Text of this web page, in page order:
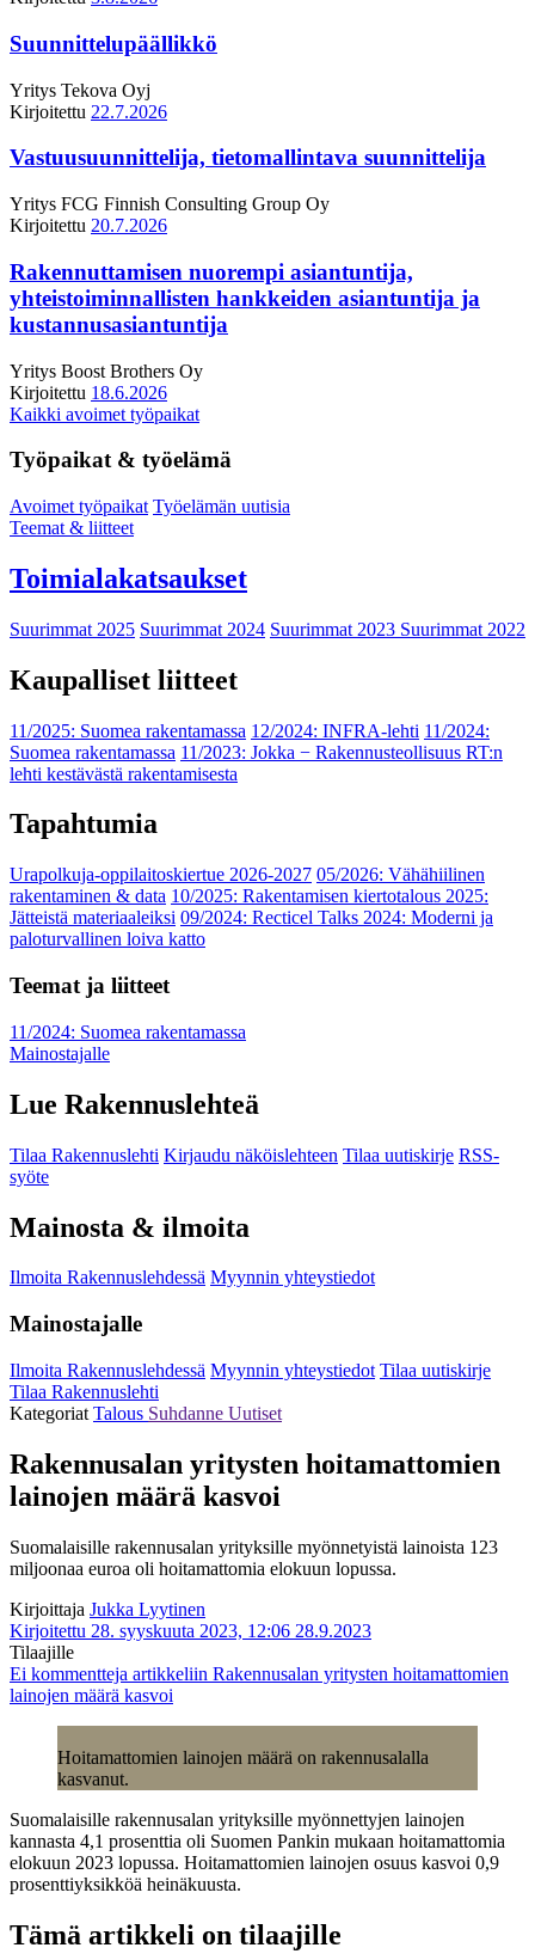
Suunnittelupäällikkö
Yritys Tekova Oyj
Kirjoitettu 22.7.2026
Vastuusuunnittelija, tietomallintava suunnittelija
Yritys FCG Finnish Consulting Group Oy
Kirjoitettu 20.7.2026
Rakennuttamisen nuorempi asiantuntija,
yhteistoiminnallisten hankkeiden asiantuntija ja
kustannusasiantuntija
Yritys Boost Brothers Oy
Kirjoitettu 18.6.2026
Kaikki avoimet työpaikat
Työpaikat & työelämä
Avoimet työpaikat Työelämän uutisia
Teemat & liitteet
Toimialakatsaukset
Suurimmat 2025 Suurimmat 2024 Suurimmat 2023 Suurimmat 2022
Kaupalliset liitteet
11/2025: Suomea rakentamassa 12/2024: INFRA-lehti 11/2024:
Suomea rakentamassa 11/2023: Jokka − Rakennusteollisuus RT:n
lehti kestävästä rakentamisesta
Tapahtumia
Urapolkuja-oppilaitoskiertue 2026-2027 05/2026: Vähähiilinen
rakentaminen & data 10/2025: Rakentamisen kiertotalous 2025:
Jätteistä materiaaleiksi 09/2024: Recticel Talks 2024: Moderni ja
paloturvallinen loiva katto
Teemat ja liitteet
11/2024: Suomea rakentamassa
Mainostajalle
Lue Rakennuslehteä
Tilaa Rakennuslehti Kirjaudu näköislehteen Tilaa uutiskirje RSS-
syöte
Mainosta & ilmoita
Ilmoita Rakennuslehdessä Myynnin yhteystiedot
Mainostajalle
Ilmoita Rakennuslehdessä Myynnin yhteystiedot Tilaa uutiskirje
Tilaa Rakennuslehti
Kategoriat Talous Suhdanne Uutiset
Rakennusalan yritysten hoitamattomien
lainojen määrä kasvoi
Suomalaisille rakennusalan yrityksille myönnetyistä lainoista 123
miljoonaa euroa oli hoitamattomia elokuun lopussa.
Kirjoittaja Jukka Lyytinen
Kirjoitettu 28. syyskuuta 2023, 12:06 28.9.2023
Tilaajille
Ei kommentteja artikkeliin Rakennusalan yritysten hoitamattomien
lainojen määrä kasvoi
Hoitamattomien lainojen määrä on rakennusalalla
kasvanut.
Suomalaisille rakennusalan yrityksille myönnettyjen lainojen
kannasta 4,1 prosenttia oli Suomen Pankin mukaan hoitamattomia
elokuun 2023 lopussa. Hoitamattomien lainojen osuus kasvoi 0,9
prosenttiyksikköä heinäkuusta.
Tämä artikkeli on tilaajille